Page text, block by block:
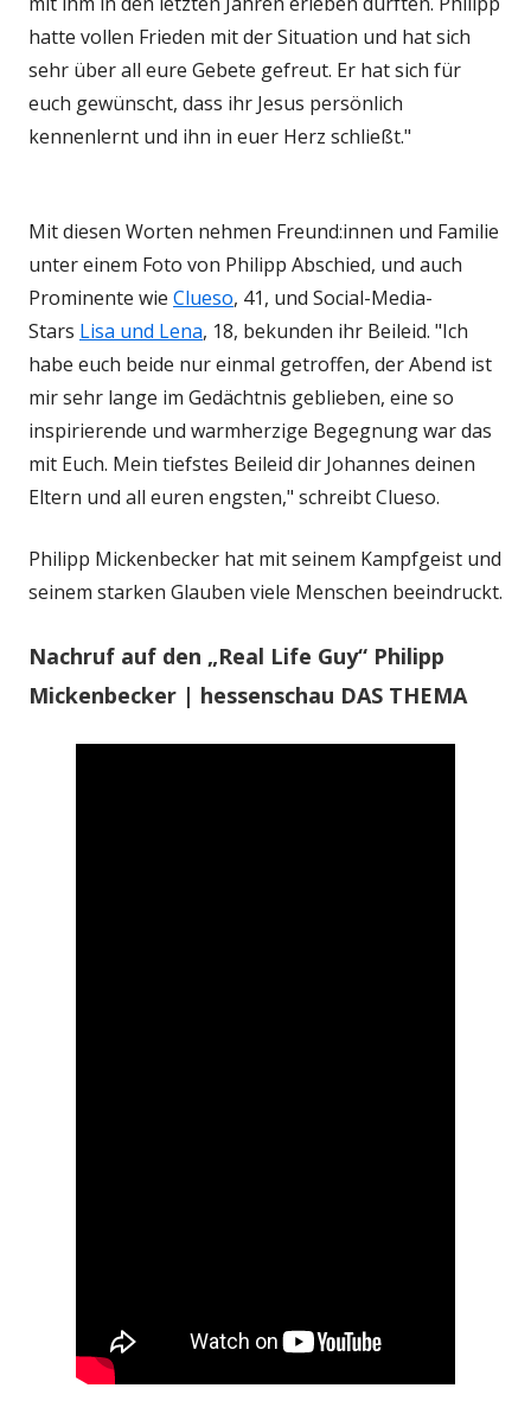
hatte vollen Frieden mit der Situation und hat sich
sehr über all eure Gebete gefreut. Er hat sich für
euch gewünscht, dass ihr Jesus persönlich
kennenlernt und ihn in euer Herz schließt."
Mit diesen Worten nehmen Freund:innen und Familie
unter einem Foto von Philipp Abschied, und auch
Prominente wie Clueso, 41, und Social-Media-
Stars Lisa und Lena, 18, bekunden ihr Beileid. "Ich
habe euch beide nur einmal getroffen, der Abend ist
mir sehr lange im Gedächtnis geblieben, eine so
inspirierende und warmherzige Begegnung war das
mit Euch. Mein tiefstes Beileid dir Johannes deinen
Eltern und all euren engsten," schreibt Clueso.
Philipp Mickenbecker hat mit seinem Kampfgeist und
seinem starken Glauben viele Menschen beeindruckt.
Nachruf auf den „Real Life Guy“ Philipp
Mickenbecker | hessenschau DAS THEMA